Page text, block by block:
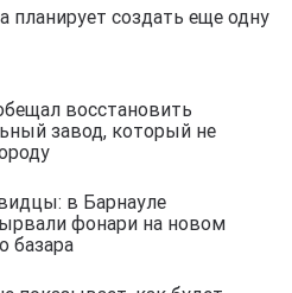
планирует создать еще одну
восстановить
завод, который не
в Барнауле
фонари на новом
базара